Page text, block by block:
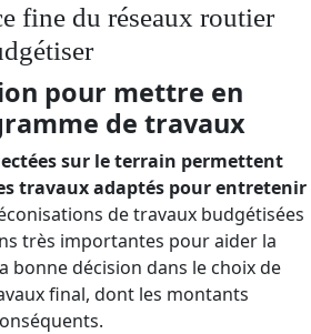
fine du réseaux routier
pour mettre en
de travaux
sur le terrain permettent
travaux adaptés pour entretenir
de travaux budgétisées
très importantes pour aider la
bonne décision dans le choix de
final, dont les montants